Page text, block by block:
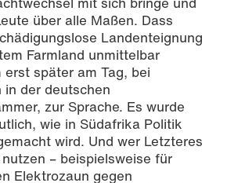
über alle Maßen. Dass
Landenteignung
Farmland unmittelbar
später am Tag, bei
in der deutschen
zur Sprache. Es wurde
wie in Südafrika Politik
wird. Und wer Letzteres
– beispielsweise für
Elektrozaun gegen